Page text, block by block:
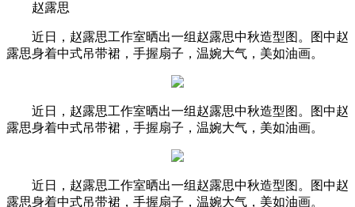
赵露思
近日，赵露思工作室晒出一组赵露思中秋造型图。图中赵
露思身着中式吊带裙，手握扇子，温婉大气，美如油画。
近日，赵露思工作室晒出一组赵露思中秋造型图。图中赵
露思身着中式吊带裙，手握扇子，温婉大气，美如油画。
近日，赵露思工作室晒出一组赵露思中秋造型图。图中赵
露思身着中式吊带裙，手握扇子，温婉大气，美如油画。